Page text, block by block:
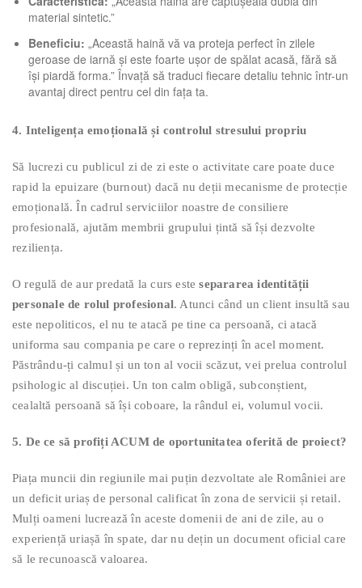
material sintetic.”
Beneficiu: „Această haină vă va proteja perfect în zilele
geroase de iarnă și este foarte ușor de spălat acasă, fără să
își piardă forma.” Învață să traduci fiecare detaliu tehnic într-un
avantaj direct pentru cel din fața ta.
4. Inteligența emoțională și controlul stresului propriu
Să lucrezi cu publicul zi de zi este o activitate care poate duce
rapid la epuizare (burnout) dacă nu deții mecanisme de protecție
emoțională. În cadrul serviciilor noastre de consiliere
profesională, ajutăm membrii grupului țintă să își dezvolte
reziliența.
O regulă de aur predată la curs estesepararea identității
personale de rolul profesional. Atunci când un client insultă sau
este nepoliticos, el nu te atacă pe tine ca persoană, ci atacă
uniforma sau compania pe care o reprezinți în acel moment.
Păstrându-ți calmul și un ton al vocii scăzut, vei prelua controlul
psihologic al discuției. Un ton calm obligă, subconștient,
cealaltă persoană să își coboare, la rândul ei, volumul vocii.
5. De ce să profiți ACUM de oportunitatea oferită de proiect?
Piața muncii din regiunile mai puțin dezvoltate ale României are
un deficit uriaș de personal calificat în zona de servicii și retail.
Mulți oameni lucrează în aceste domenii de ani de zile, au o
experiență uriașă în spate, dar nu dețin un document oficial care
să le recunoască valoarea.